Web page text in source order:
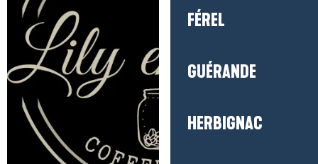
FÉREL
GUÉRANDE
HERBIGNAC